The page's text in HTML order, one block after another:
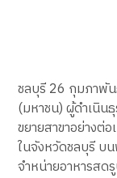
ชลบุรี 26 กุมภาพั
(มหาชน) ผู้ดำเนิน
ขยายสาขาอย่างต่
ในจังหวัดชลบุรี บ
จำหน่ายอาหารสด